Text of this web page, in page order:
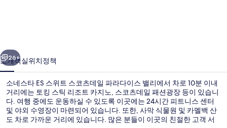
트
스
코
츠
데
다음
26+
소개객실위치정책
소네스타 ES 스위트 스코츠데일 파라다이스 밸리에서 차로 10분 이내
거리에는 토킹 스틱 리조트 카지노, 스코츠데일 패션광장 등이 있습니
다. 여행 중에도 운동하실 수 있도록 이곳에는 24시간 피트니스 센터
및 야외 수영장이 마련되어 있습니다. 또한, 사막 식물원 및 카멜백 산
도 차로 가까운 거리에 있습니다. 많은 분들이 이곳의 친절한 고객 서